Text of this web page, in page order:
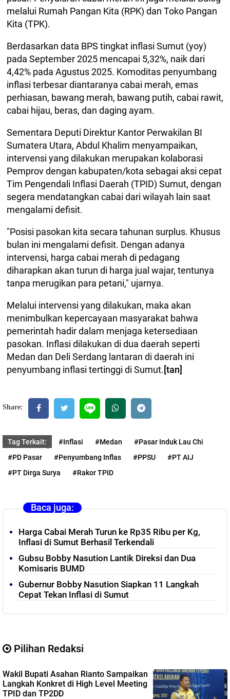
melalui Rumah Pangan Kita (RPK) dan Toko Pangan
Kita (TPK).
Berdasarkan data BPS tingkat inflasi Sumut (yoy)
pada September 2025 mencapai 5,32%, naik dari
4,42% pada Agustus 2025. Komoditas penyumbang
inflasi terbesar diantaranya cabai merah, emas
perhiasan, bawang merah, bawang putih, cabai rawit,
cabai hijau, beras, dan daging ayam.
Sementara Deputi Direktur Kantor Perwakilan BI
Sumatera Utara, Abdul Khalim menyampaikan,
intervensi yang dilakukan merupakan kolaborasi
Pemprov dengan kabupaten/kota sebagai aksi cepat
Tim Pengendali Inflasi Daerah (TPID) Sumut, dengan
segera mendatangkan cabai dari wilayah lain saat
mengalami defisit.
"Posisi pasokan kita secara tahunan surplus. Khusus
bulan ini mengalami defisit. Dengan adanya
intervensi, harga cabai merah di pedagang
diharapkan akan turun di harga jual wajar, tentunya
tanpa merugikan para petani," ujarnya.
Melalui intervensi yang dilakukan, maka akan
menimbulkan kepercayaan masyarakat bahwa
pemerintah hadir dalam menjaga ketersediaan
pasokan. Inflasi dilakukan di dua daerah seperti
Medan dan Deli Serdang lantaran di daerah ini
penyumbang inflasi tertinggi di Sumut.[tan]
Share:
Tag Terkait: #Inflasi #Medan
#Pasar Induk Lau Chi
#PD Pasar
#Penyumbang Inflas #PPSU
#PT AIJ
#PT Dirga Surya
#Rakor TPID
Baca juga:
Harga Cabai Merah Turun ke Rp35 Ribu per Kg,
Inflasi di Sumut Berhasil Terkendali
Gubsu Bobby Nasution Lantik Direksi dan Dua
Komisaris BUMD
Gubernur Bobby Nasution Siapkan 11 Langkah
Cepat Tekan Inflasi di Sumut
Pilihan Redaksi
Wakil Bupati Asahan Rianto Sampaikan
Langkah Konkret di High Level Meeting
TPID dan TP2DD